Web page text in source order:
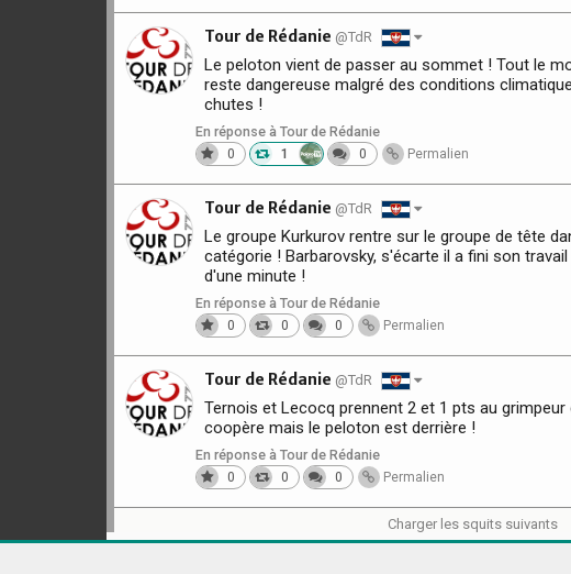
Tour de Rédanie @TdR
Le peloton vient de passer au sommet ! Tout le
reste dangereuse malgré des conditions
chutes !
En réponse à Tour de Rédanie
0
1 0 Permalien
Tour de Rédanie @TdR
Le groupe Kurkurov rentre sur le groupe de tête
catégorie ! Barbarovsky, s'écarte il a fini son
d'une minute !
En réponse à Tour de Rédanie
0
0 0 Permalien
Tour de Rédanie @TdR
Ternois et Lecocq prennent 2 et 1 pts au grimpeur
coopère mais le peloton est derrière !
En réponse à Tour de Rédanie
0
0 0 Permalien
Charger les squits suivants